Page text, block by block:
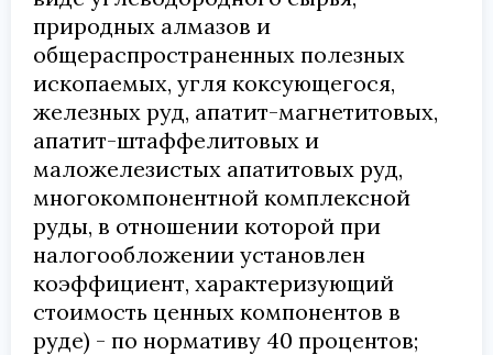
природных алмазов и
общераспространенных полезных
ископаемых, угля коксующегося,
железных руд, апатит-магнетитовых,
апатит-штаффелитовых и
маложелезистых апатитовых руд,
многокомпонентной комплексной
руды, в отношении которой при
налогообложении установлен
коэффициент, характеризующий
стоимость ценных компонентов в
руде) - по нормативу 40 процентов;